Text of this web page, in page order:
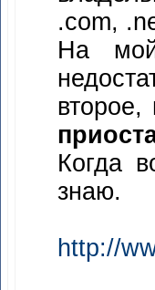
.соm,
На мой
Когда
знаю.
http://